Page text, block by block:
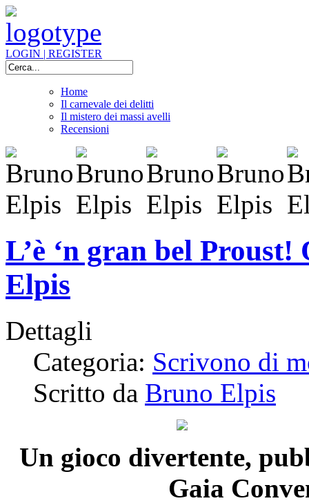
LOGIN | REGISTER
Home
Il carnevale dei delitti
Il mistero dei massi avelli
Recensioni
L’è ‘n gran bel
Elpis
Dettagli
Categoria: Scrivono di
Scritto da Bruno Elpis
Un gioco divertente,
Gaia